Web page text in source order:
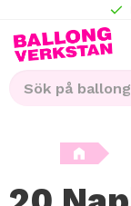
Meny